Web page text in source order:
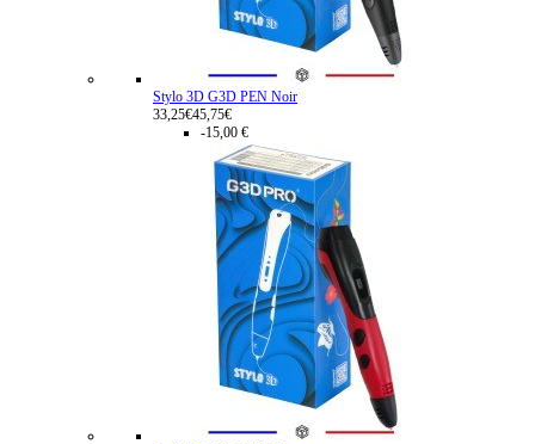
Stylo 3D G3D PEN Noir
33,25€45,75€
-15,00 €